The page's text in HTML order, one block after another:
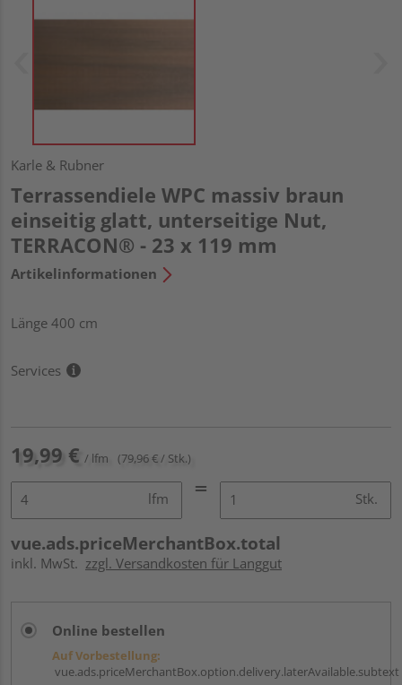
Karle & Rubner
Terrassendiele WPC massiv braun
einseitig glatt, unterseitige Nut,
TERRACON® - 23 x 119 mm
Artikelinformationen
Länge 400 cm
Services
19,99 € / lfm (79,96 € / Stk.)
lfm Stk.
vue.ads.priceMerchantBox.total
inkl. MwSt. zzgl. Versandkosten für Langgut
Online bestellen
Auf Vorbestellung:
vue.ads.priceMerchantBox.option.delivery.laterAvailable.subtext